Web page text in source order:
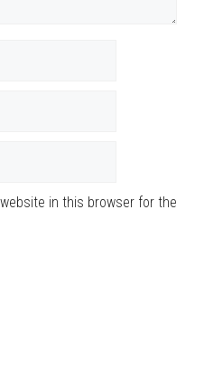
in this browser for the